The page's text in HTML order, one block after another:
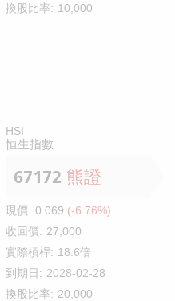
換股比率: 10,000
HSI
恒生指數
67172 熊證
現價: 0.069 (-6.76%)
收回價: 27,000
實際槓桿: 18.6倍
到期日: 2028-02-28
換股比率: 20,000